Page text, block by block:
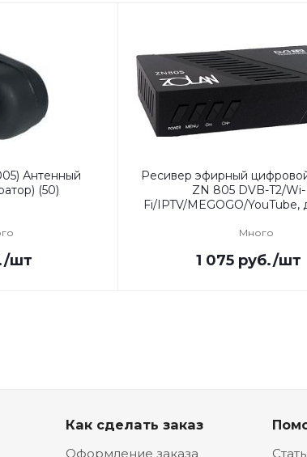
Антенный
(50)
/шт
Ресивер эфирный
ZN 805 DVB-T2/Wi-
Fi/IPTV/MEGOGO/YouTube,
Много
1 075руб./шт
Как сделать заказ
Оформление заказа